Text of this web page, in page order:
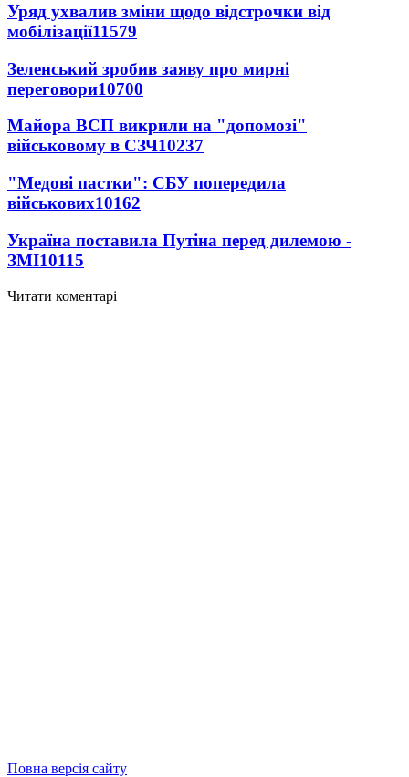
Уряд ухвалив зміни щодо відстрочки від
мобілізації11579
Зеленський зробив заяву про мирні
переговори10700
Майора ВСП викрили на "допомозі"
військовому в СЗЧ10237
"Медові пастки": СБУ попередила
військових10162
Україна поставила Путіна перед дилемою -
ЗМІ10115
Читати коментарі
Повна версія сайту